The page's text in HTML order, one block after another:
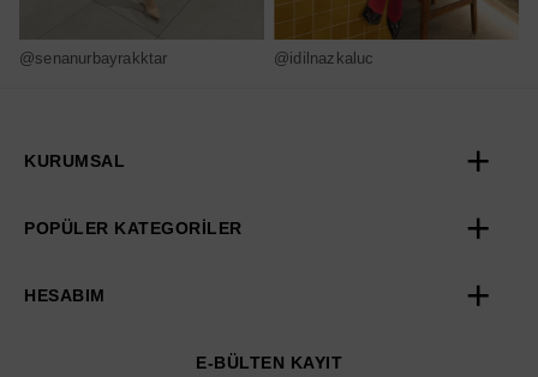
@senanurbayrakktar @idilnazkaluc
KURUMSAL
POPÜLER KATEGORİLER
HESABIM
E-BÜLTEN KAYIT